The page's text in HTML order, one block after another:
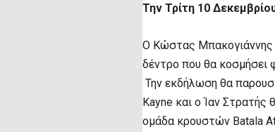
Την Τρίτη 10
Ο Κώστας Μπακογιάννης
δέντρο που θα κοσμήσει
Την εκδήλωση θα
Kayne και ο Ίαν Στρατής
ομάδα κρουστών Batala